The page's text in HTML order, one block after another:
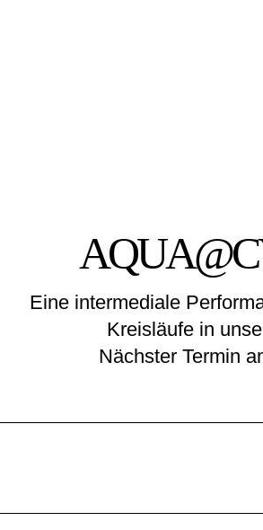
Eine intermediale
Kreisläufe in
Nächster Termin